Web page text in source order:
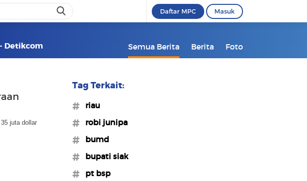
Daftar MPC Masuk
Detikcom Semua Berita Berita Foto
juta dollar
Tag Terkait:
#riau
#robi junipa
#bumd
#bupati siak
#pt bsp